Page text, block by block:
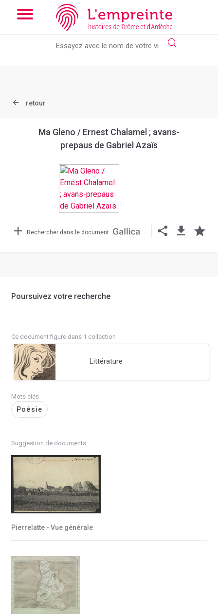
Array ( [slug] => document [ref] => bpt6k97618823 )
new slick-theme.css if you want the default styling
retour
Ma Gleno / Ernest Chalamel ; avans-
prepaus de Gabriel Azaïs
Rechercher dans le document
Poursuivez votre recherche
Ce document figure dans 1 collection
Littérature
Mots clés
Poésie
Suggestion de documents
Pierrelatte - Vue générale